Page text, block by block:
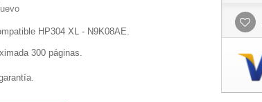
HP304 XL - N9K08AE.
300 páginas.